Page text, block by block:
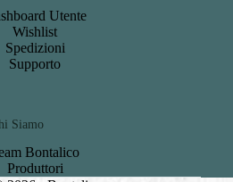
Utente
Wishlist
Spedizioni
Supporto
Siamo
Bontalico
Produttori